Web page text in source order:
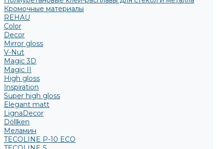
Кромочные материалы
REHAU
Color
Decor
Mirror gloss
V-Nut
Magic 3D
Magic II
High gloss
Inspiration
Super high gloss
Elegant matt
LignaDecor
Döllken
Меламин
TECOLINE P-10 ECO